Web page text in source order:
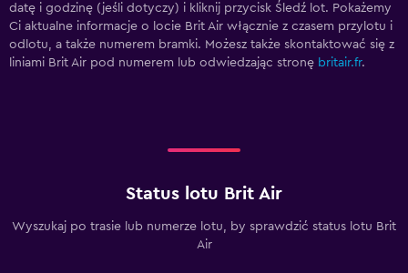
datę i godzinę (jeśli dotyczy) i kliknij przycisk Śledź lot. Pokażemy
Ci aktualne informacje o locie Brit Air włącznie z czasem przylotu i
odlotu, a także numerem bramki. Możesz także skontaktować się z
liniami Brit Air pod numerem lub odwiedzając stronę britair.fr.
Status lotu Brit Air
Wyszukaj po trasie lub numerze lotu, by sprawdzić status lotu Brit
Air